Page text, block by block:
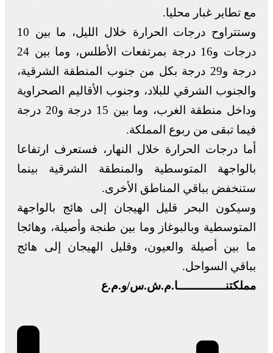
مع تطاير غبار محليا.
وستتراوح درجات الحرارة خلال الليل، ما بين 10
درجات و16 درجة بمرتفعات الأطلس، وما بين 24
درجة و29 درجة بكل من جنوب المنطقة الشرقية،
والجنوب الشرقي للبلاد، وجنوب الأقاليم الصحراوية
وداخل منطقة الغرب، وما بين 15 درجة و20 درجة
فيما تبقى من ربوع المملكة.
أما درجات الحرارة خلال النهار، فستعرف ارتفاعا
بالواجهة المتوسطية والمنطقة الشرقية بينما
ستنخفض بباقي المناطق الأخرى.
وسيكون البحر قليل الهيجان إلى هائج بالواجهة
المتوسطية وبالبوغاز وما بين طنجة وأصيلة، وهائجا
ما بين أصيلة والعيون، وقليل الهيجان إلى هائج
بباقي السواحل.
مملكتنـــــــــــــا.م.ش.س/و.م.ع